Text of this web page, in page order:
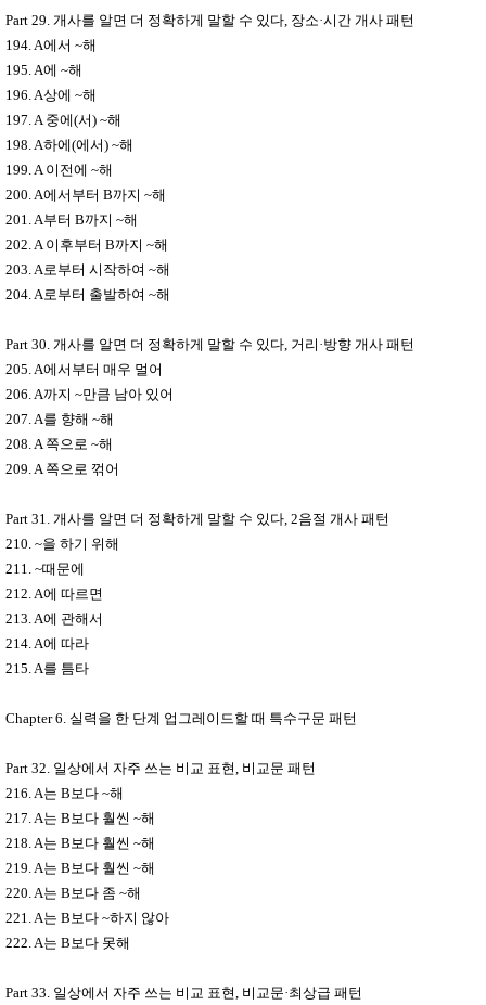
Part 29. 개사를 알면 더 정확하게 말할 수 있다 장소·시간 개사 패턴
194. A에서 ~해
195. A에 ~해
196. A상에 ~해
197. A 중에(서) ~해
198. A하에(에서) ~해
199. A 이전에 ~해
200. A에서부터 B까지 ~해
201. A부터 B까지 ~해
202. A 이후부터 B까지 ~해
203. A 로부터 시작하여 ~해
204. A 로부터 출발하여 ~해
Part 30. 개사를 알면 더 정확하게 말할 수 있다 거리 ·방향 개사 패턴
205. A에서부터 매우 멀어
206. A까지 ~만큼 남아 있어
207. A를 향해 ~해
208. A 쪽으로 ~해
209. A 쪽으로 꺾어
Part 31. 개사를 알면 더 정확하게 말할 수 있다 , 2음절 개사 패턴
210. ~을 하기 위해
211. ~때문에
212. A에 따르면
213. A에 관해서
214. A에 따라
215. A를 틈타
Chapter 6. 실력을 한 단계 업그레이드할 때 특수구문 패턴
Part 32. 일상에서 자주 쓰는 비교 표현 비교문 패턴
216. A는 B 보다 ~해
217. A는 B 보다 훨씬 ~해
218. A는 B 보다 훨씬 ~해
219. A는 B 보다 훨씬 ~해
220. A는 B 보다 좀 ~해
221. A는 B 보다 ~하지 않아
222. A는 B 보다 못해
Part 33. 일상에서 자주 쓰는 비교 표현 비교문·최상급 패턴